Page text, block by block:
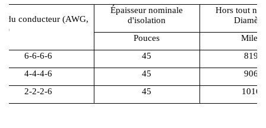
du conducteur (AWG,
Épaisseur nominale
d'isolation
Hors tout
Pouces
Miles
6-6-6-6
45
819
4-4-4-6
45
906
2-2-2-6
45 1016